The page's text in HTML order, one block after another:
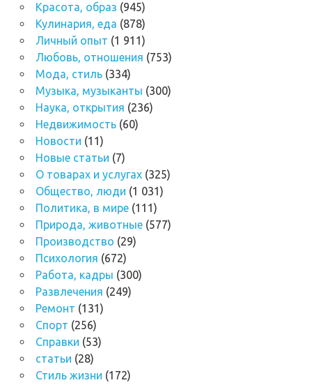
Красота, образ (945)
Кулинария, еда (878)
Личный опыт (1 911)
Любовь, отношения (753)
Мода, стиль(334)
Музыка, музыканты (300)
Наука, открытия (236)
Недвижимость(60)
Новости (11)
Новые статьи (7)
О товарах и услугах(325)
Общество, люди (1 031)
Политика, в мире(111)
Природа, животные(577)
Производство (29)
Психология (672)
Работа, кадры (300)
Развлечения (249)
Ремонт (131)
Спорт (256)
Справки (53)
статьи (28)
Стиль жизни (172)